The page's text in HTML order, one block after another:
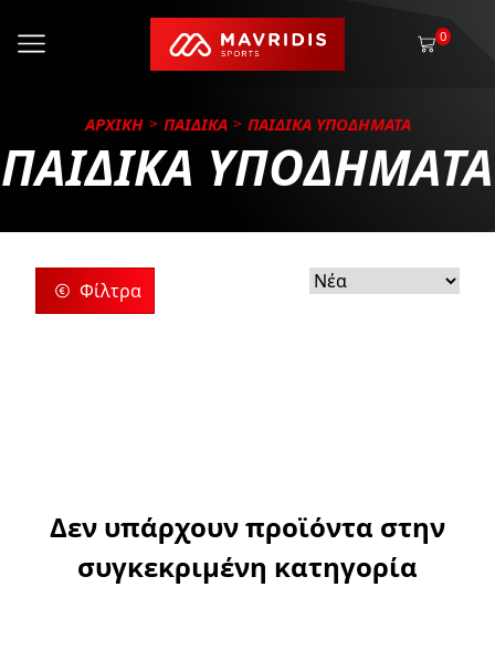
0
ΑΡΧΙΚΗ ΠΑΙΔΙΚΑ ΠΑΙΔΙΚΑ ΥΠΟΔΗΜΑΤΑ
ΠΑΙΔΙΚΑ ΥΠΟΔΗΜΑΤΑ
Φίλτρα
Δεν υπάρχουν προϊόντα στην
συγκεκριμένη κατηγορία